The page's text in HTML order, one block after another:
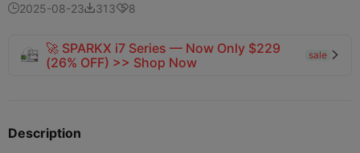
2025-08-233138
🚀 SPARKX i7 Series — Now Only $229
(26% OFF) >> Shop Now
sale 
Description